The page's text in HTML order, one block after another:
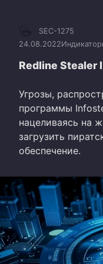
SEC-1275
24.08.2022
Redline Stealer
Угрозы,
программы
нацеливаясь на
загрузить
обеспечение.